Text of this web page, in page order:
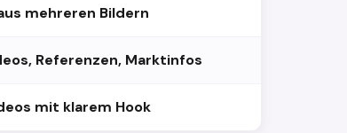
mehreren Bildern
Referenzen, Marktinfos
mit klarem Hook